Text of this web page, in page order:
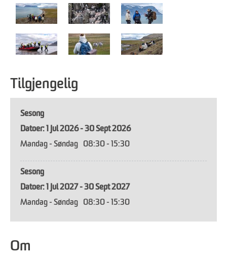
Tilgjengelig
Sesong
1 Jul 2026 - 30 Sept 2026
Mandag - Søndag
08:30 - 15:30
Sesong
1 Jul 2027 - 30 Sept 2027
Mandag - Søndag
08:30 - 15:30
Om